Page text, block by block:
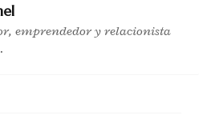
emprendedor y relacionista